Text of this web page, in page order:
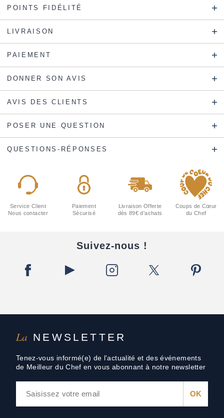
POINTS FIDÉLITÉ
LIVRAISON
PAIEMENT
DONNER SON AVIS
AVIS DES CLIENTS
POSER UNE QUESTION
QUESTIONS-RÉPONSES
La NEWSLETTER
Tenez-vous informé(e) de l'actualité et des événements
de Meilleur du Chef en vous abonnant à notre newsletter
Service Client
Nous contacter
Paiement
Sécurisé
Livraison Offerte
dès 89€ d'achats
Coups de Cœur
du Chef
Suivez-nous !